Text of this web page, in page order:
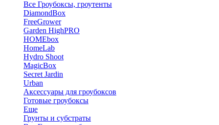
Все Гроубоксы, гроутенты
DiamondBox
FreeGrower
Garden HighPRO
HOMEbox
HomeLab
Hydro Shoot
MagicBox
Secret Jardin
Urban
Аксессуары для гроубоксов
Готовые гроубоксы
Еще
Грунты и субстраты